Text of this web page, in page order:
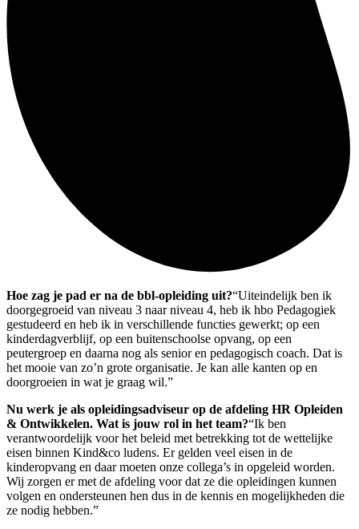
Hoe zag je pad er na de bbl-opleiding uit?“Uiteindelijk ben ik
doorgegroeid van niveau 3 naar niveau 4, heb ik hbo Pedagogiek
gestudeerd en heb ik in verschillende functies gewerkt; op een
kinderdagverblijf, op een buitenschoolse opvang, op een
peutergroep en daarna nog als senior en pedagogisch coach. Dat is
het mooie van zo’n grote organisatie. Je kan alle kanten op en
doorgroeien in wat je graag wil.”
Nu werk je als opleidingsadviseur op de afdeling HR Opleiden
& Ontwikkelen. Wat is jouw rol in het team?“Ik ben
verantwoordelijk voor het beleid met betrekking tot de wettelijke
eisen binnen Kind&co ludens. Er gelden veel eisen in de
kinderopvang en daar moeten onze collega’s in opgeleid worden.
Wij zorgen er met de afdeling voor dat ze die opleidingen kunnen
volgen en ondersteunen hen dus in de kennis en mogelijkheden die
ze nodig hebben.”